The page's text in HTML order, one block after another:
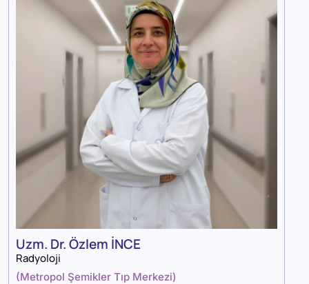
Uzm. Dr. Özlem İNCE
Radyoloji
(Metropol Şemikler Tıp Merkezi)